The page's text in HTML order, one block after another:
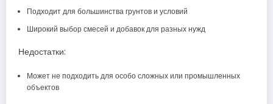
Подходит для большинства грунтов и условий
Широкий выбор смесей и добавок для разных нужд
Недостатки:
Может не подходить для особо сложных или промышленных
объектов